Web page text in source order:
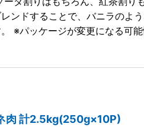
ンドすることで、バニラのよ
※パッケージが変更になる可
肉 計2.5kg(250g×10P)